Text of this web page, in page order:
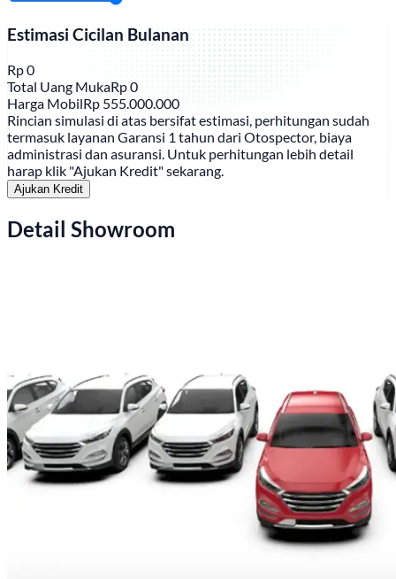
Estimasi Cicilan Bulanan
Rp0
Total Uang MukaRp0
Harga MobilRp 555.000.000
Rincian simulasi di atas bersifat estimasi, perhitungan sudah
termasuk layanan Garansi 1 tahun dari Otospector, biaya
administrasi dan asuransi. Untuk perhitungan lebih detail
harap klik "Ajukan Kredit" sekarang.
Ajukan Kredit
Detail Showroom